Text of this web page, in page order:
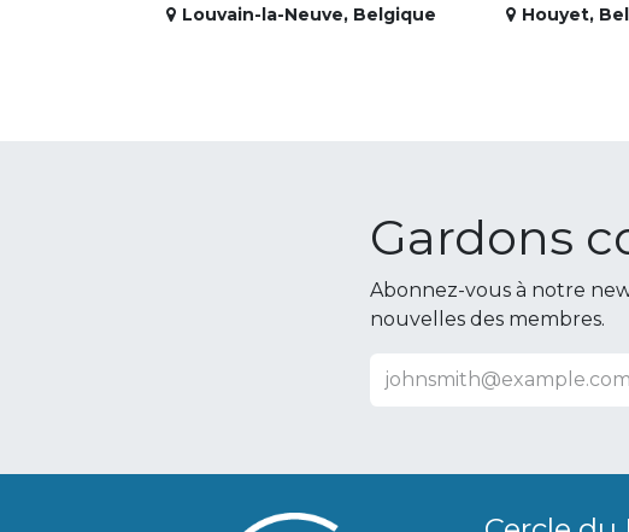
Louvain-la-Neuve, Belgique Houyet,
Gardons
Abonnez-vous à notre
nouvelles des membres.